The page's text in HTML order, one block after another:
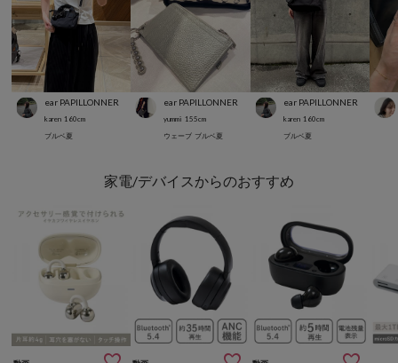
ear PAPILLONNER
karen 160cm
ブルベ夏
ear PAPILLONNER
yummi 155cm
ウェーブ ブルベ夏
ear PAPILLONNER
karen 160cm
ブルベ夏
家電/デバイスからのおすすめ